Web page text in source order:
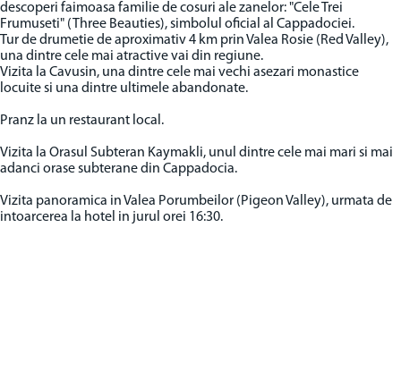
descoperi faimoasa familie de cosuri ale zanelor: "Cele Trei
Frumuseti" (Three Beauties), simbolul oficial al Cappadociei.
Tur de drumetie de aproximativ 4 km prin Valea Rosie (Red Valley),
una dintre cele mai atractive vai din regiune.
Vizita la Cavusin, una dintre cele mai vechi asezari monastice
locuite si una dintre ultimele abandonate.
Pranz la un restaurant local.
Vizita la Orasul Subteran Kaymakli, unul dintre cele mai mari si mai
adanci orase subterane din Cappadocia.
Vizita panoramica in Valea Porumbeilor (Pigeon Valley), urmata de
intoarcerea la hotel in jurul orei 16:30.